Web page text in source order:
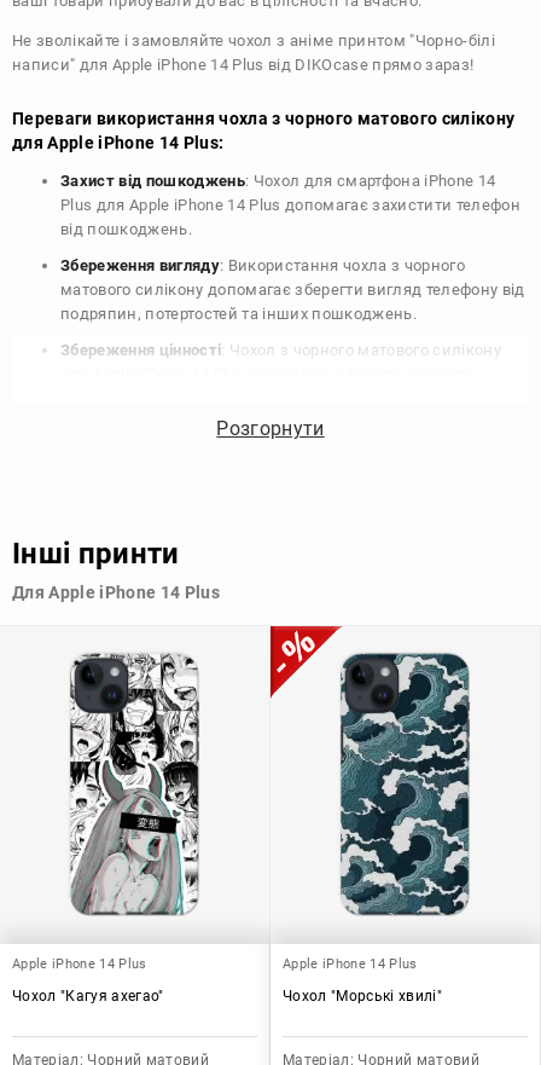
Не зволікайте і замовляйте чохол з аніме принтом "Чорно-білі
написи" для Apple iPhone 14 Plus від DIKOcase прямо зараз!
Переваги використання чохла з чорного матового силікону
для Apple iPhone 14 Plus:
Захист від пошкоджень: Чохол для смартфона iPhone 14
Plus для Apple iPhone 14 Plus допомагає захистити телефон
від пошкоджень.
Збереження вигляду: Використання чохла з чорного
матового силікону допомагає зберегти вигляд телефону від
подряпин, потертостей та інших пошкоджень.
Збереження цінності: Чохол з чорного матового силікону
планують продати свій пристрій в майбутньому.
Узагалі, чохол для телефону - це дуже корисний аксесуар, який
допомагає захистити ваш пристрій, зберегти його цінність і
Розгорнути
Інші принти
Для Apple iPhone 14 Plus
Apple iPhone 14 Plus
Чохол "Кагуя ахегао"
Матеріал: Чорний матовий
Apple iPhone 14 Plus
Чохол "Морські хвилі"
Матеріал: Чорний матовий